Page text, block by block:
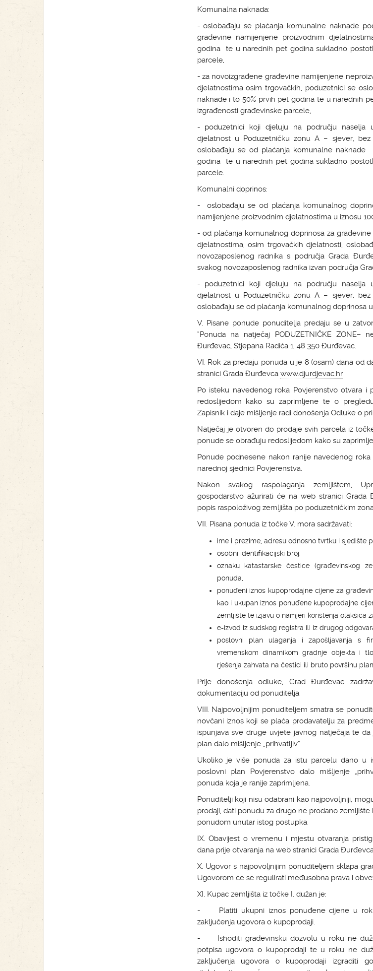
Komunalna naknada:
- oslobađaju se plaćanja komunalne naknade
građevine namijenjene proizvodnim
godina te u narednih pet godina sukladno
parcele,
- za novoizgrađene građevine namijenjene
djelatnostima osim trgovačkih, poduzetnici se
naknade i to 50% prvih pet godina te u narednih
izgrađenosti građevinske parcele,
- poduzetnici koji djeluju na području naselja
djelatnost u Poduzetničku zonu A – sjever,
oslobađaju se od plaćanja komunalne naknade
godina te u narednih pet godina sukladno
parcele.
Komunalni doprinos:
- oslobađaju se od plaćanja komunalnog
namijenjene proizvodnim djelatnostima u iznosu
- od plaćanja komunalnog doprinosa za
djelatnostima, osim trgovačkih djelatnosti,
novozaposlenog radnika s područja Grada
svakog novozaposlenog radnika izvan područja
- poduzetnici koji djeluju na području naselja
djelatnost u Poduzetničku zonu A – sjever,
oslobađaju se od plaćanja komunalnog doprinosa u
V. Pisane ponude ponuditelja predaju se u
“Ponuda na natječaj PODUZETNIČKE ZONE–
Đurđevac, Stjepana Radića 1, 48 350 Đurđevac.
VI. Rok za predaju ponuda u je 8 (osam) dana od
stranici Grada Đurđevca www.djurdjevac.hr
Po isteku navedenog roka Povjerenstvo otvara i
redoslijedom kako su zaprimljene te o
Zapisnik i daje mišljenje radi donošenja Odluke o
Natječaj je otvoren do prodaje svih parcela iz
ponude se obrađuju redoslijedom kako su
Ponude podnesene nakon ranije navedenog
narednoj sjednici Povjerenstva.
Nakon svakog raspolaganja zemljištem,
gospodarstvo ažurirati će na web stranici Grada
popis raspoloživog zemljišta po poduzetničkim
VII. Pisana ponuda iz točke V. mora sadržavati:
ime i prezime, adresu odnosno tvrtku i sjedište
osobni identifikacijski broj,
oznaku katastarske čestice (građevinskog
ponuda,
ponuđeni iznos kupoprodajne cijene za
kao i ukupan iznos ponuđene kupoprodajne
zemljište te izjavu o namjeri korištenja olakšica
e-izvod iz sudskog registra ili iz drugog
poslovni plan ulaganja i zapošljavanja s
vremenskom dinamikom gradnje objekta i
rješenja zahvata na čestici ili bruto površinu
Prije donošenja odluke, Grad Đurđevac
dokumentaciju od ponuditelja.
VIII. Najpovoljnijim ponuditeljem smatra se
novčani iznos koji se plaća prodavatelju za
ispunjava sve druge uvjete javnog natječaja te
plan dalo mišljenje „prihvatljiv“.
Ukoliko je više ponuda za istu parcelu dano u
poslovni plan Povjerenstvo dalo mišljenje
ponuda koja je ranije zaprimljena.
Ponuditelji koji nisu odabrani kao najpovoljniji,
prodaji, dati ponudu za drugo ne prodano
ponudom unutar istog postupka.
IX. Obavijest o vremenu i mjestu otvaranja
dana prije otvaranja na web stranici Grada
X. Ugovor s najpovoljnijim ponuditeljem sklapa
Ugovorom će se regulirati međusobna prava i
XI. Kupac zemljišta iz točke I. dužan je:
- Platiti ukupni iznos ponuđene cijene u
zaključenja ugovora o kupoprodaji.
- Ishoditi građevinsku dozvolu u roku ne
potpisa ugovora o kupoprodaji te u roku ne
zaključenja ugovora o kupoprodaji izgraditi